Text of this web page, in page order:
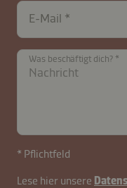
contactDE-
B2B-
27845-
3IOk9
E-Mail
Was beschäftigt dich?
* Pflichtfeld
Lese hier unsere